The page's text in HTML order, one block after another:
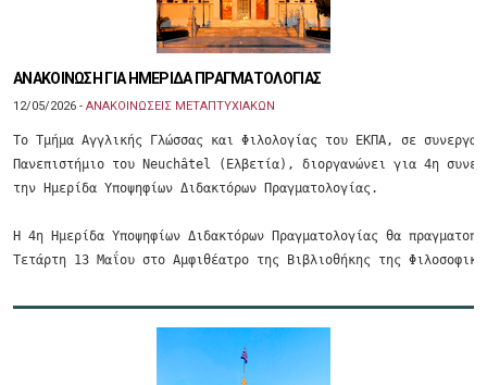
ΑΝΑΚΟΙΝΩΣΗ ΓΙΑ ΗΜΕΡΙΔΑ ΠΡΑΓΜΑΤΟΛΟΓΙΑΣ
12/05/2026 - ΑΝΑΚΟΙΝΩΣΕΙΣ ΜΕΤΑΠΤΥΧΙΑΚΩΝ
Το Τμήμα Αγγλικής Γλώσσας και Φιλολογίας του ΕΚΠΑ, σε
Πανεπιστήμιο του Neuchâtel (Ελβετία), διοργανώνει για 4η
την Ημερίδα Υποψηφίων Διδακτόρων Πραγματολογίας.
Η 4η Ημερίδα Υποψηφίων Διδακτόρων Πραγματολογίας θα
Τετάρτη 13 Μαΐου στο Αμφιθέατρο της Βιβλιοθήκης της